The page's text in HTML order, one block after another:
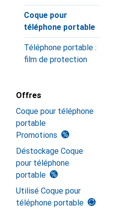
Coque pour
téléphone portable
Téléphone portable :
film de protection
Offres
Coque pour téléphone
portable
Promotions
Déstockage Coque
pour téléphone
portable
Utilisé Coque pour
téléphone portable